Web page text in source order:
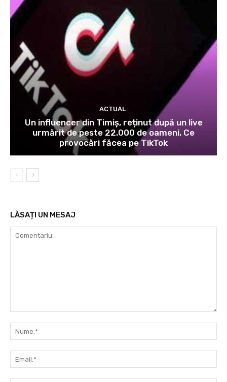
ACTUAL
Un influencer din Timiș, reținut după un live
urmărit de peste 22.000 de oameni. Ce
provocări făcea pe TikTok
LĂSAȚI UN MESAJ